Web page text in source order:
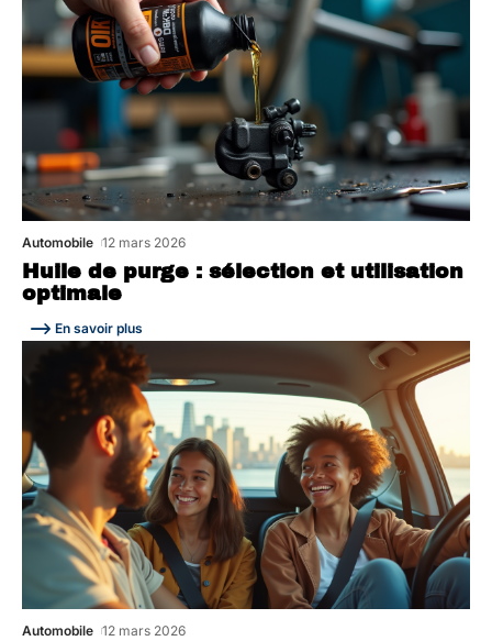
Huile de purge : sélection et utilisation
optimale
Automobile 12 mars 2026
En savoir plus
Automobile 12 mars 2026